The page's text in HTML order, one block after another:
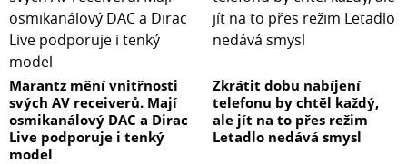
Marantz mění vnitřnosti
svých AV receiverů. Mají
osmikanálový DAC a Dirac
Live podporuje i tenký
model
Zkrátit dobu nabíjení
telefonu by chtěl každý,
ale jít na to přes režim
Letadlo nedává smysl